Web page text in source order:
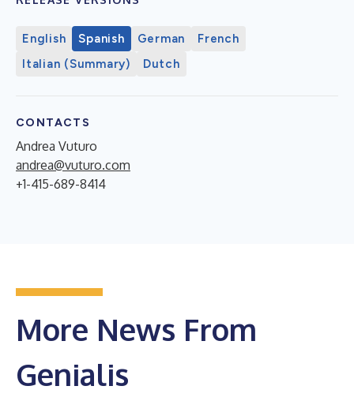
English Spanish German
French
Italian (Summary)
Dutch
CONTACTS
Andrea Vuturo
andrea@vuturo.com
+1-415-689-8414
More News From
Genialis